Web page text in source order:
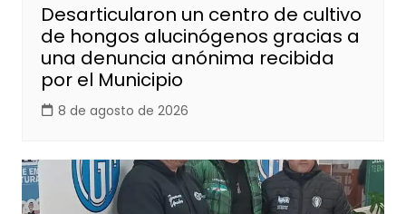
Desarticularon un centro de cultivo
de hongos alucinógenos gracias a
una denuncia anónima recibida
por el Municipio
8 de agosto de 2026